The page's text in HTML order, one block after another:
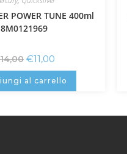
POWER TUNE 400ml
8M0121969
14,00 €11,00
al carrello